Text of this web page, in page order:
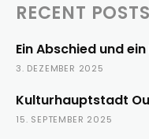
RECENT POSTS
Ein Abschied und
3. DEZEMBER 2025
Kulturhauptstadt
15. SEPTEMBER 2025